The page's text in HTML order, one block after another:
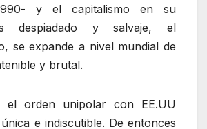
1990- y el capitalismo en su
despiadado y salvaje, el
se expande a nivel mundial de
y brutal.
el orden unipolar con EE.UU
e indiscutible. De entonces